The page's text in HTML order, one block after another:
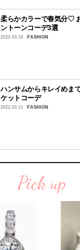
柔らかカラーで春気分♡
ントーンコーデ3選
2022.03.18 FASHION
ハンサムからキレイめま
ケットコーデ
2022.03.11 FASHION
Pick up